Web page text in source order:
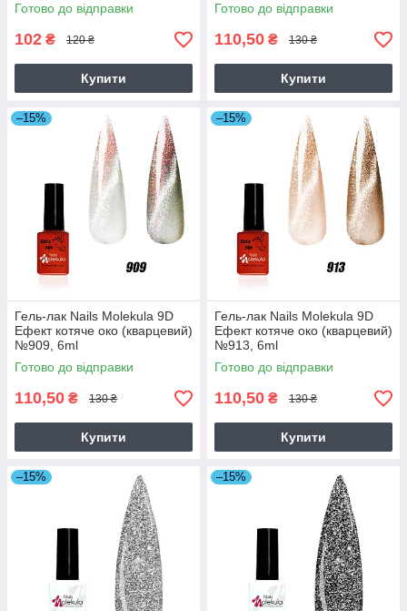
Готово до відправки
102 ₴ 120 ₴
Купити
Готово до відправки
110,50 ₴ 130 ₴
Купити
–15%
Гель-лак Nails Molekula 9D
Ефект котяче око (кварцевий)
№909, 6ml
Готово до відправки
110,50 ₴ 130 ₴
Купити
–15%
Гель-лак Nails Molekula 9D
Ефект котяче око (кварцевий)
№913, 6ml
Готово до відправки
110,50 ₴ 130 ₴
Купити
–15% –15%